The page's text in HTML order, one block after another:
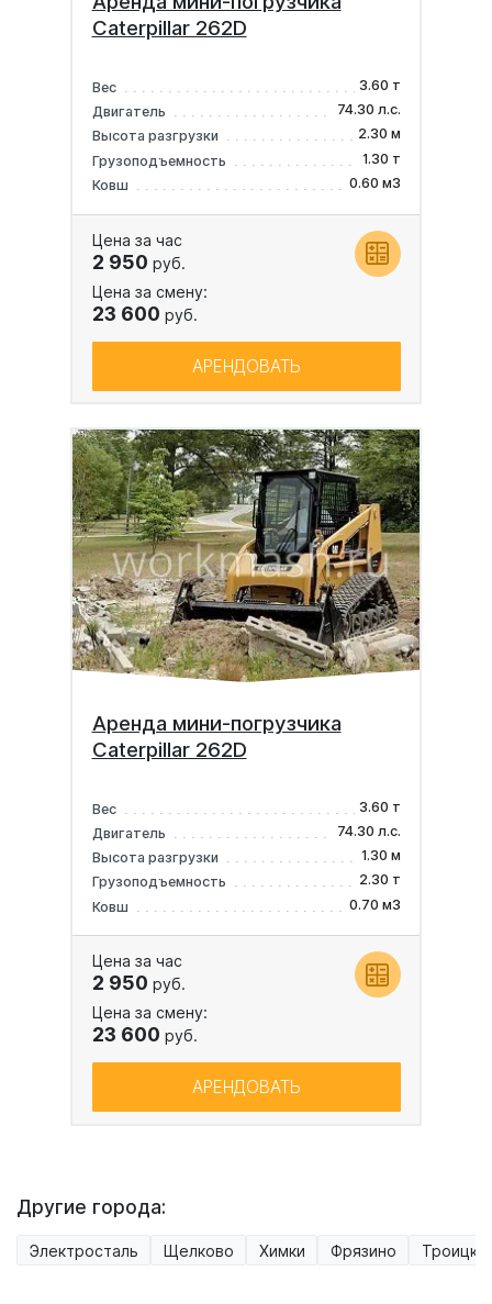
Caterpillar 262D
Вес
3.60 т
Двигатель
74.30 л.с.
Высота разгрузки
2.30 м
Грузоподъемность
1.30 т
Ковш
0.60 м3
Цена за час
2 950 руб.
Цена за смену:
23 600 руб.
АРЕНДОВАТЬ
Аренда мини-погрузчика
Caterpillar 262D
Вес
3.60 т
Двигатель
74.30 л.с.
Высота разгрузки
1.30 м
Грузоподъемность
2.30 т
Ковш
0.70 м3
Цена за час
2 950 руб.
Цена за смену:
23 600 руб.
АРЕНДОВАТЬ
Другие города:
Электросталь Щелково Химки Фрязино Троицк